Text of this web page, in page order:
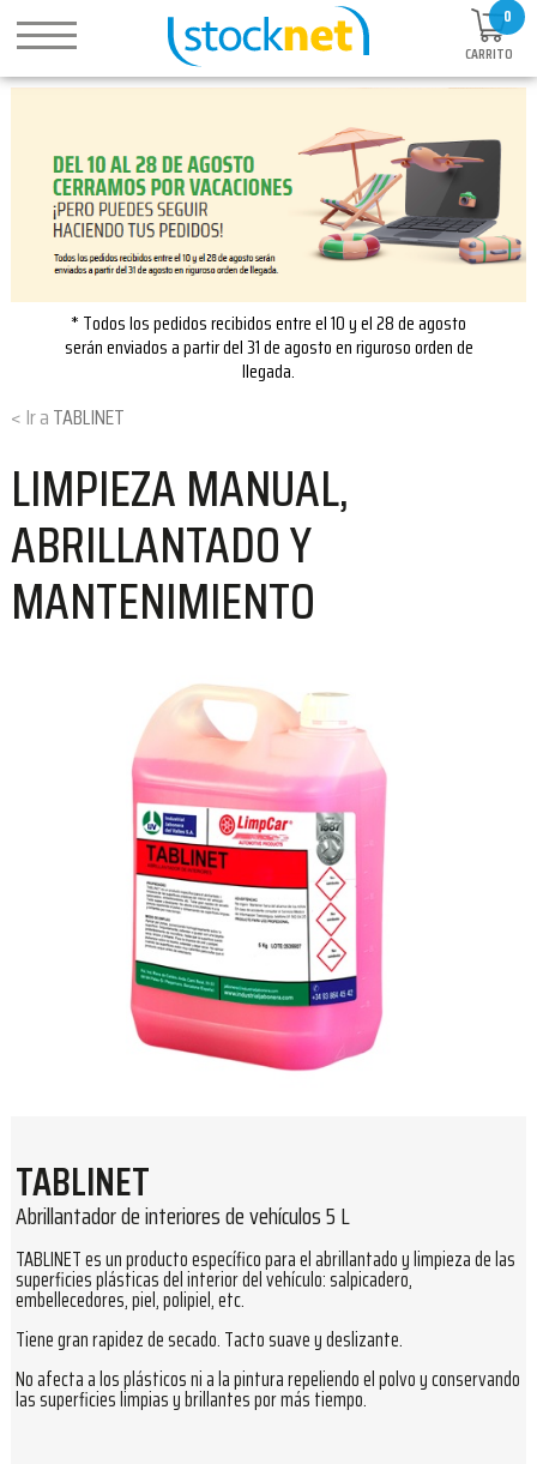
0
CARRITO
* Todos los pedidos recibidos entre el 10 y el 28 de agosto
serán enviados a partir del 31 de agosto en riguroso orden de
llegada.
TABLINET
LIMPIEZA MANUAL,
ABRILLANTADO Y
MANTENIMIENTO
TABLINET
Abrillantador de interiores de vehículos 5 L
TABLINET es un producto específico para el abrillantado y limpieza de las
superficies plásticas del interior del vehículo: salpicadero,
embellecedores, piel, polipiel, etc.
Tiene gran rapidez de secado. Tacto suave y deslizante.
No afecta a los plásticos ni a la pintura repeliendo el polvo y conservando
las superficies limpias y brillantes por más tiempo.